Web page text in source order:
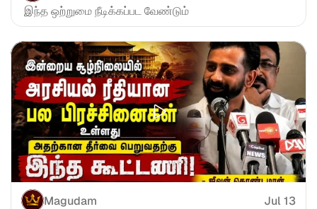
இந்த ஒற்றுமை நீடிக்கப்பட வேண்டும்
Magudam
Jul 13